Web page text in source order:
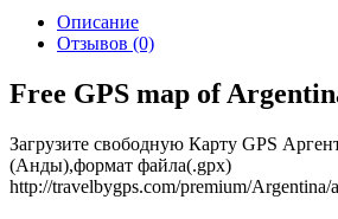
Описание
Отзывов (0)
Free GPS map of
Загрузите свободную Карту GPS
(Анды),формат файла(.gpx)
http://travelbygps.com/premium/Argentina/